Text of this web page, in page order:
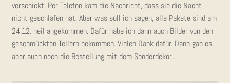
ver­schickt. Per Tele­fon kam die Nach­richt, dass sie die Nacht
nicht geschla­fen hat. Aber was soll ich sagen, alle Pake­te sind am
24.12. heil ange­kom­men. Dafür habe ich dann auch Bil­der von den
geschmück­ten Tel­lern bekom­men. Vie­len Dank dafür. Dann gab es
aber auch noch die Bestel­lung mit dem Sonderdekor….